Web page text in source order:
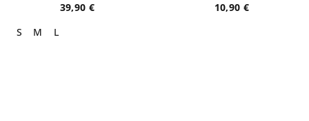
39,90 €
S
M L
10,90 €